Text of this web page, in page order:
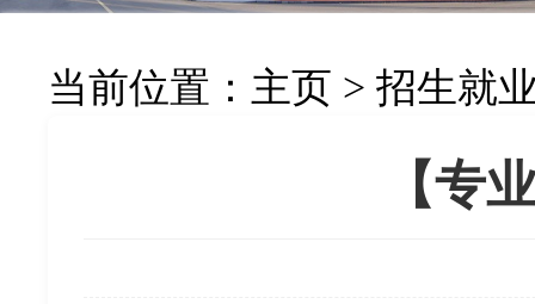
当前位置： 主页 > 招生就
【专